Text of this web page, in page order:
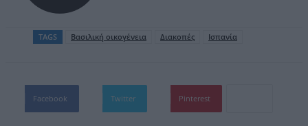
TAGS Βασιλική οικογένεια Διακοπές Ισπανία
Facebook Twitter Pinterest